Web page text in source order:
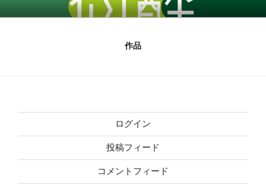
ン
作品
ログイン
投稿フィード
コメントフィード